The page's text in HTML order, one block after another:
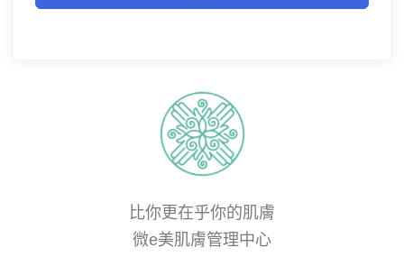
比你更在乎你的肌膚
微e美肌膚管理中心